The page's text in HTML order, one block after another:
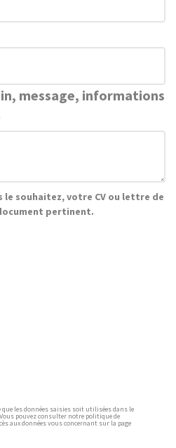
message, informations
le souhaitez, votre CV ou lettre de
pertinent.
les données saisies soit utilisées dans le
pouvez consulter notre politique de
aux données vous concernant sur la page